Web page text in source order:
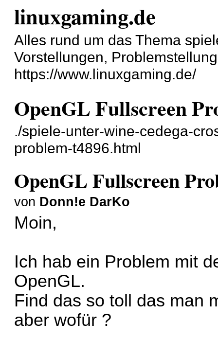
linuxgaming.de
Alles rund um das Thema
Vorstellungen,
https://www.linuxgaming.de/
OpenGL Fullscreen
./spiele-unter-wine-cedega-
problem-t4896.html
OpenGL Fullscreen
von Donn!e DarKo
Moin,
Ich hab ein Problem mit
OpenGL.
Find das so toll das man
aber wofür ?